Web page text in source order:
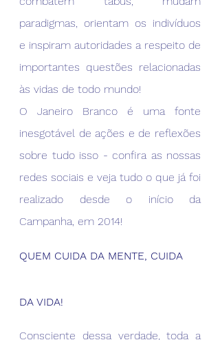
paradigmas, orientam os indivíduos
e inspiram autoridades a respeito de
importantes questões relacionadas
às vidas de todo mundo!
O Janeiro Branco é uma fonte
inesgotável de ações e de reflexões
sobre tudo isso - confira as nossas
redes sociais e veja tudo o que já foi
realizado desde o início da
Campanha, em 2014!
QUEM CUIDA DA MENTE, CUIDA
DA VIDA!
Consciente dessa verdade, toda a